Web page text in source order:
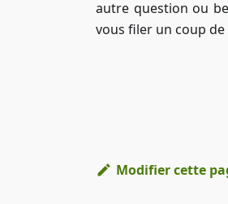
autre question ou
vous filer un coup de
Modifier cette